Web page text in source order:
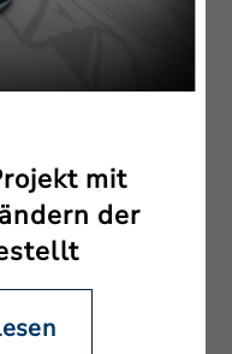
mit
der